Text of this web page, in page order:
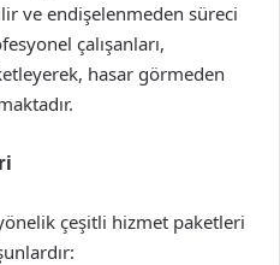
ve endişelenmeden süreci
çalışanları,
hasar görmeden
çeşitli hizmet paketleri